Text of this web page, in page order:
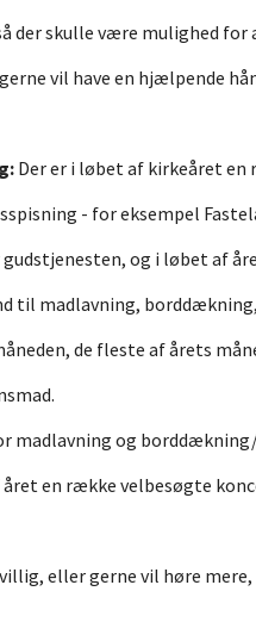
der skulle være mulighed for
vil have en hjælpende
Der er i løbet af kirkeåret
- for eksempel
og i løbet af
til madlavning,
de fleste af årets
madlavning og
en række velbesøgte
eller gerne vil høre